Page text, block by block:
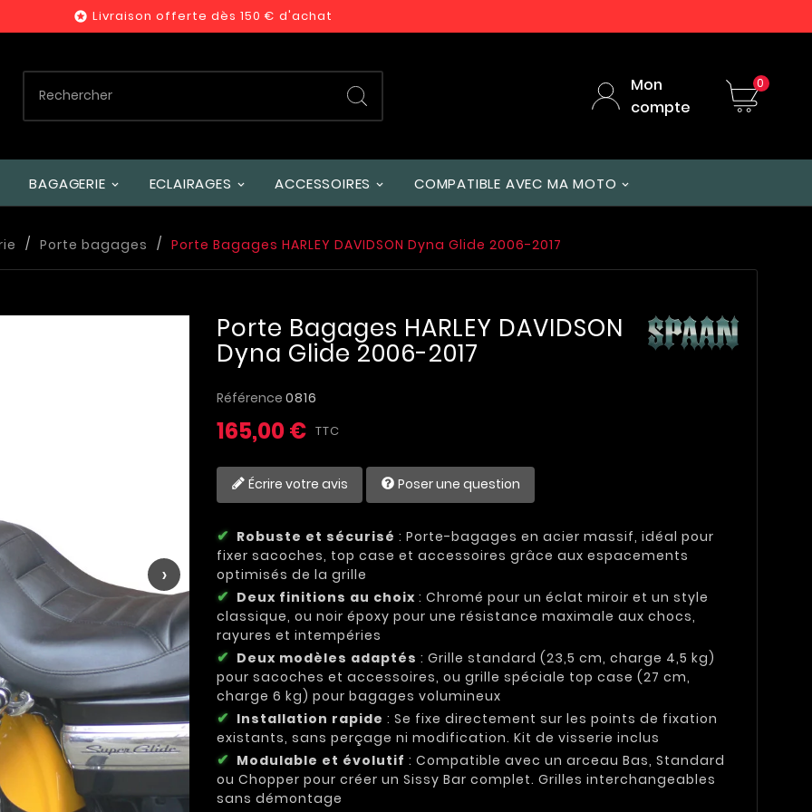
 Livraison offerte dès 150 € d'achat
Mon
compte
0
BAGAGERIE ECLAIRAGES ACCESSOIRES COMPATIBLE AVEC MA MOTO
Porte bagages Porte Bagages HARLEY DAVIDSON Dyna Glide 2006-2017
›
Porte Bagages HARLEY DAVIDSON
Dyna Glide 2006-2017
Référence 0816
165,00 € TTC
Écrire votre avis Poser une question
Robuste et sécurisé : Porte-bagages en acier massif, idéal pour
fixer sacoches, top case et accessoires grâce aux espacements
optimisés de la grille
Deux finitions au choix : Chromé pour un éclat miroir et un style
classique, ou noir époxy pour une résistance maximale aux chocs,
rayures et intempéries
Deux modèles adaptés : Grille standard (23,5 cm, charge 4,5 kg)
pour sacoches et accessoires, ou grille spéciale top case (27 cm,
charge 6 kg) pour bagages volumineux
Installation rapide : Se fixe directement sur les points de fixation
existants, sans perçage ni modification. Kit de visserie inclus
Modulable et évolutif : Compatible avec un arceau Bas, Standard
ou Chopper pour créer un Sissy Bar complet. Grilles interchangeables
sans démontage